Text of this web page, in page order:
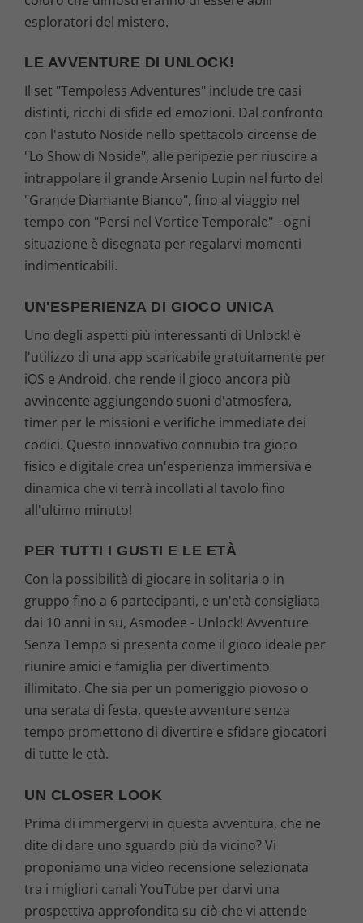
esploratori del mistero.
LE AVVENTURE DI UNLOCK!
Il set "Tempoless Adventures" include tre casi
distinti, ricchi di sfide ed emozioni. Dal confronto
con l'astuto Noside nello spettacolo circense de
"Lo Show di Noside", alle peripezie per riuscire a
intrappolare il grande Arsenio Lupin nel furto del
"Grande Diamante Bianco", fino al viaggio nel
tempo con "Persi nel Vortice Temporale" - ogni
situazione è disegnata per regalarvi momenti
indimenticabili.
UN'ESPERIENZA DI GIOCO UNICA
Uno degli aspetti più interessanti di Unlock! è
l'utilizzo di una app scaricabile gratuitamente per
iOS e Android, che rende il gioco ancora più
avvincente aggiungendo suoni d'atmosfera,
timer per le missioni e verifiche immediate dei
codici. Questo innovativo connubio tra gioco
fisico e digitale crea un'esperienza immersiva e
dinamica che vi terrà incollati al tavolo fino
all'ultimo minuto!
PER TUTTI I GUSTI E LE ETÀ
Con la possibilità di giocare in solitaria o in
gruppo fino a 6 partecipanti, e un'età consigliata
dai 10 anni in su, Asmodee - Unlock! Avventure
Senza Tempo si presenta come il gioco ideale per
riunire amici e famiglia per divertimento
illimitato. Che sia per un pomeriggio piovoso o
una serata di festa, queste avventure senza
tempo promettono di divertire e sfidare giocatori
di tutte le età.
UN CLOSER LOOK
Prima di immergervi in questa avventura, che ne
dite di dare uno sguardo più da vicino? Vi
proponiamo una video recensione selezionata
tra i migliori canali YouTube per darvi una
prospettiva approfondita su ciò che vi attende